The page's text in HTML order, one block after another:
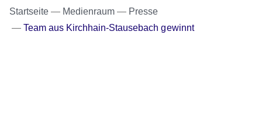
Startseite Medienraum
Presse
Team aus Kirchhain-Stausebach gewinnt